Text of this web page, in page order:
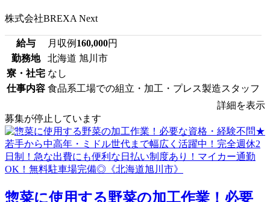
株式会社BREXA Next
給与 月収例 160,000円
勤務地
北海道 旭川市
寮・社宅 なし
仕事内容 食品系工場での組立・加工・プレス製造スタッフ
詳細を表示
募集が停止しています
惣菜に使用する野菜の加工作業！必要